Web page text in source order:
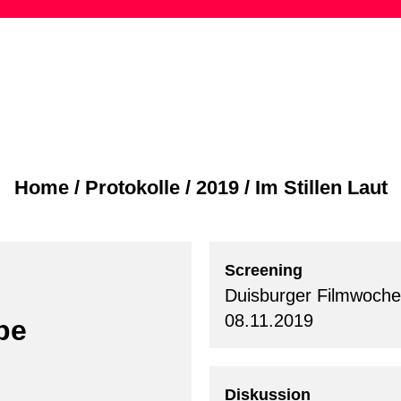
Home/ Protokolle/ 2019/ Im Stillen Laut
Screening
Duisburger
08.11.2019
Diskussion